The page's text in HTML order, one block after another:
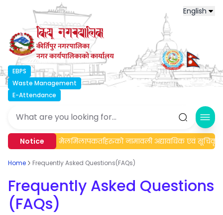
English
कीर्तिपुर नगरपालिका
नगर कार्यपालिकाको कार्यालय
EBPS
Waste Management
E-Attendance
Notice
सूचना। मेलमिलापकर्ताहरुको नामावली अद्यावधिक एवं सूचिकृत
Home Frequently Asked Questions(FAQs)
Frequently Asked Questions
(FAQs)